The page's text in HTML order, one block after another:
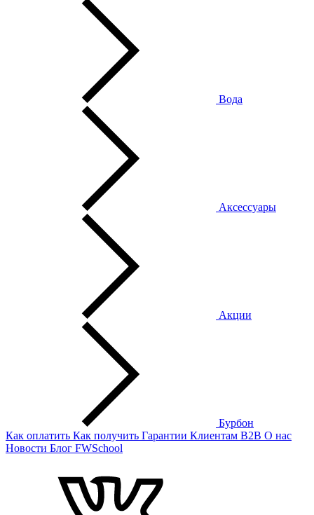
Вода
Аксессуары
Акции
Бурбон
Как оплатить Как получить Гарантии Клиентам B2B О нас
Новости Блог FWSchool